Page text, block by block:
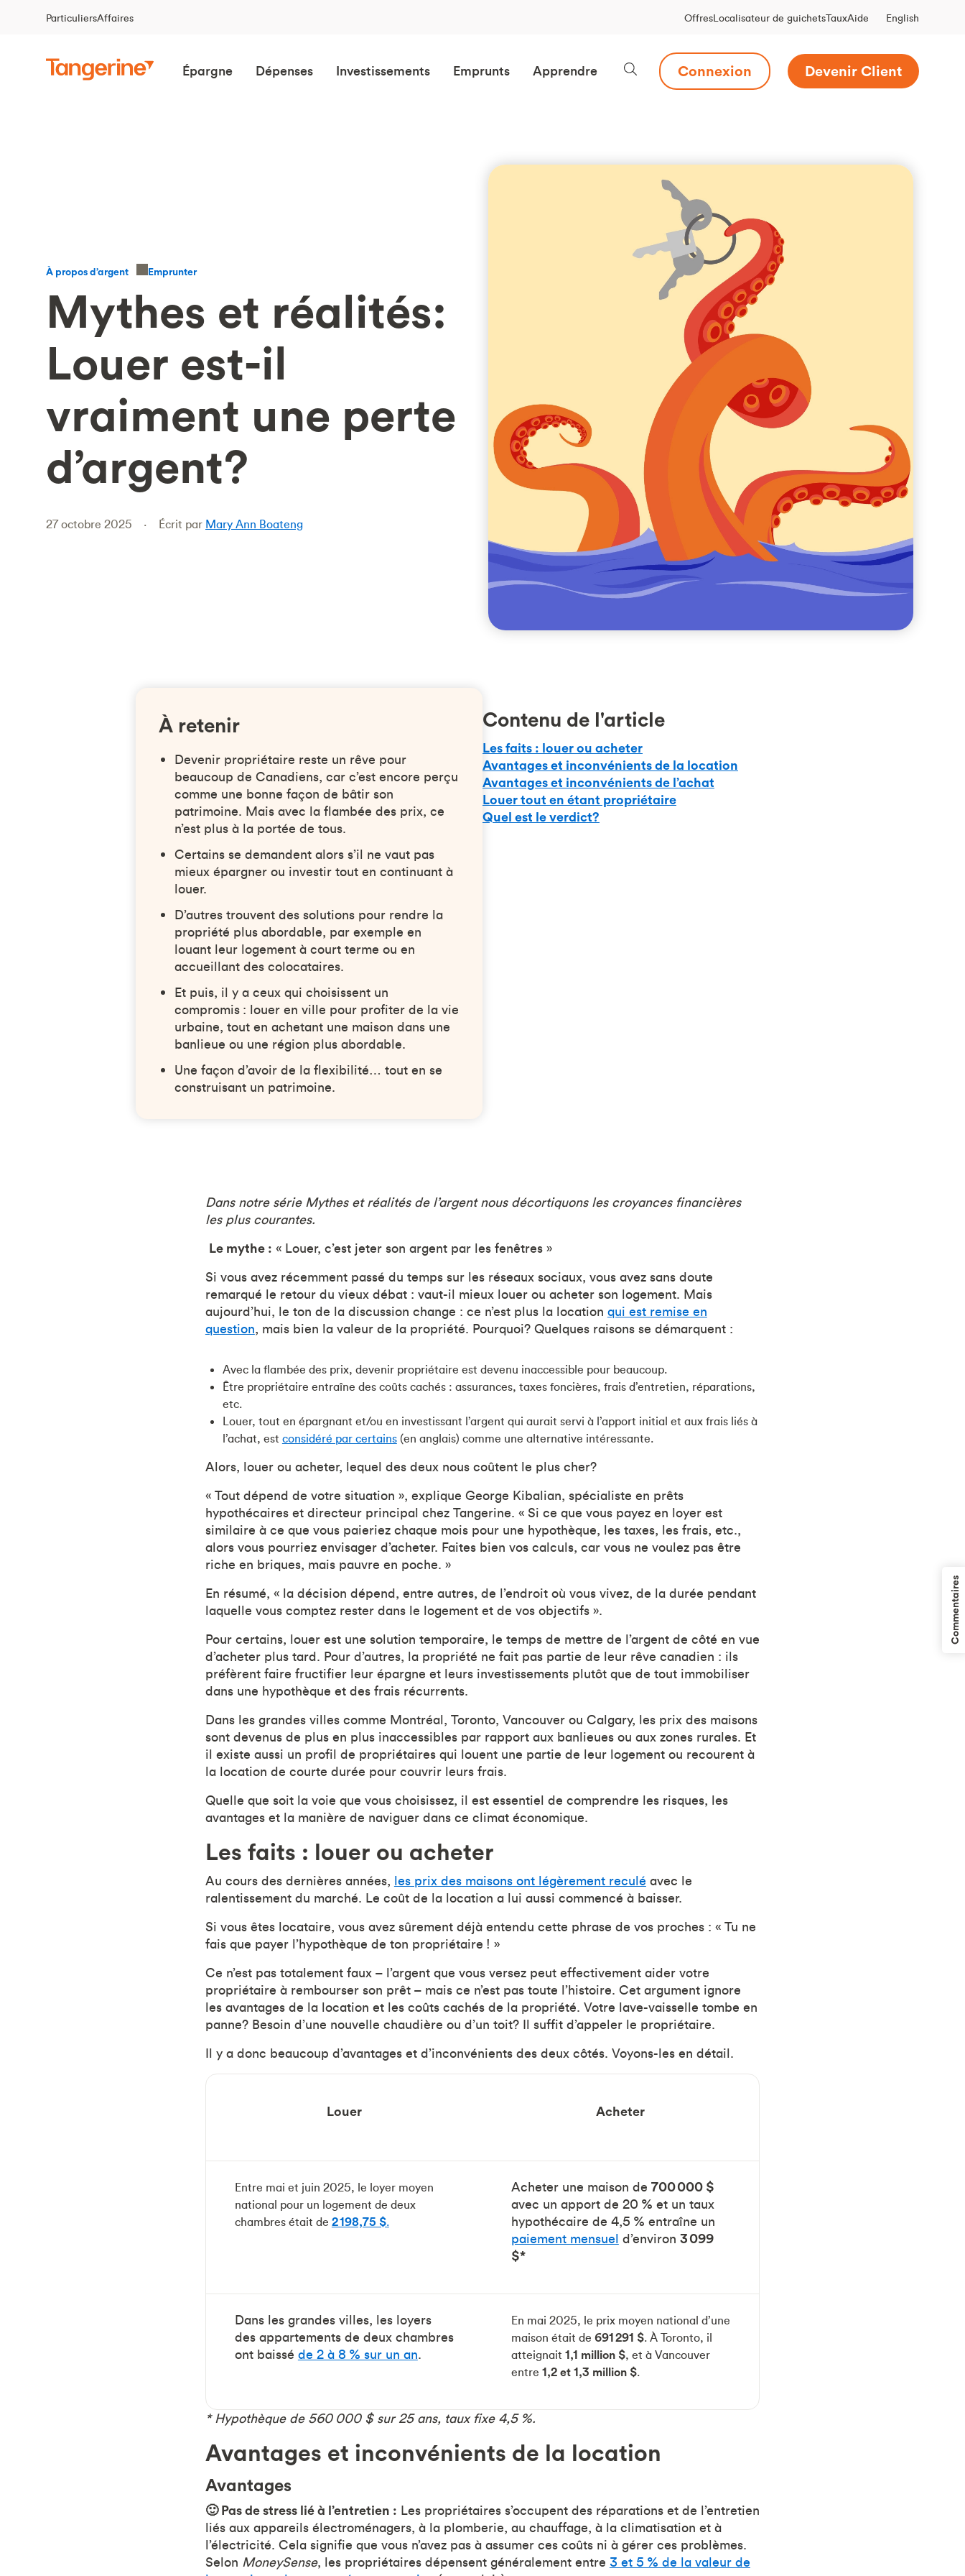
ParticuliersAffaires OffresLocalisateur de guichetsTauxAide English
Épargne Dépenses Investissements Emprunts Apprendre Connexion Devenir Client
À propos d’argent Emprunter
Mythes et réalités:
Louer est-il
vraiment une perte
d’argent?
27 octobre 2025 Écrit par Mary Ann Boateng
À retenir
Devenir propriétaire reste un rêve pour
beaucoup de Canadiens, car c’est encore perçu
comme une bonne façon de bâtir son
patrimoine. Mais avec la flambée des prix, ce
n’est plus à la portée de tous.
Certains se demandent alors s’il ne vaut pas
mieux épargner ou investir tout en continuant à
louer.
D’autres trouvent des solutions pour rendre la
propriété plus abordable, par exemple en
louant leur logement à court terme ou en
accueillant des colocataires.
Et puis, il y a ceux qui choisissent un
compromis : louer en ville pour profiter de la vie
urbaine, tout en achetant une maison dans une
banlieue ou une région plus abordable.
Une façon d’avoir de la flexibilité… tout en se
construisant un patrimoine.
Contenu de l'article
Les faits : louer ou acheter
Avantages et inconvénients de la location
Avantages et inconvénients de l’achat
Louer tout en étant propriétaire
Quel est le verdict?
Dans notre série Mythes et réalités de l’argent nous décortiquons les croyances financières
les plus courantes.
Le mythe : « Louer, c’est jeter son argent par les fenêtres »
Si vous avez récemment passé du temps sur les réseaux sociaux, vous avez sans doute
remarqué le retour du vieux débat : vaut-il mieux louer ou acheter son logement. Mais
aujourd’hui, le ton de la discussion change : ce n’est plus la location qui est remise en
question, mais bien la valeur de la propriété. Pourquoi? Quelques raisons se démarquent :
Avec la flambée des prix, devenir propriétaire est devenu inaccessible pour beaucoup.
Être propriétaire entraîne des coûts cachés : assurances, taxes foncières, frais d’entretien, réparations,
etc.
Louer, tout en épargnant et/ou en investissant l’argent qui aurait servi à l’apport initial et aux frais liés à
l’achat, est considéré par certains(en anglais) comme une alternative intéressante.
Alors, louer ou acheter, lequel des deux nous coûtent le plus cher?
« Tout dépend de votre situation », explique George Kibalian, spécialiste en prêts
hypothécaires et directeur principal chez Tangerine. « Si ce que vous payez en loyer est
similaire à ce que vous paieriez chaque mois pour une hypothèque, les taxes, les frais, etc.,
alors vous pourriez envisager d’acheter. Faites bien vos calculs, car vous ne voulez pas être
riche en briques, mais pauvre en poche. »
En résumé, « la décision dépend, entre autres, de l’endroit où vous vivez, de la durée pendant
laquelle vous comptez rester dans le logement et de vos objectifs ».
Pour certains, louer est une solution temporaire, le temps de mettre de l’argent de côté en vue
d’acheter plus tard. Pour d’autres, la propriété ne fait pas partie de leur rêve canadien : ils
préfèrent faire fructifier leur épargne et leurs investissements plutôt que de tout immobiliser
dans une hypothèque et des frais récurrents.
Dans les grandes villes comme Montréal, Toronto, Vancouver ou Calgary, les prix des maisons
sont devenus de plus en plus inaccessibles par rapport aux banlieues ou aux zones rurales. Et
il existe aussi un profil de propriétaires qui louent une partie de leur logement ou recourent à
la location de courte durée pour couvrir leurs frais.
Quelle que soit la voie que vous choisissez, il est essentiel de comprendre les risques, les
avantages et la manière de naviguer dans ce climat économique.
Les faits : louer ou acheter
Au cours des dernières années, les prix des maisons ont légèrement reculé avec le
ralentissement du marché. Le coût de la location a lui aussi commencé à baisser.
Si vous êtes locataire, vous avez sûrement déjà entendu cette phrase de vos proches : « Tu ne
fais que payer l’hypothèque de ton propriétaire ! »
Ce n’est pas totalement faux – l’argent que vous versez peut effectivement aider votre
propriétaire à rembourser son prêt – mais ce n’est pas toute l’histoire. Cet argument ignore
les avantages de la location et les coûts cachés de la propriété. Votre lave-vaisselle tombe en
panne? Besoin d’une nouvelle chaudière ou d’un toit? Il suffit d’appeler le propriétaire.
Il y a donc beaucoup d’avantages et d’inconvénients des deux côtés. Voyons-les en détail.
Louer Acheter
Entre mai et juin 2025, le loyer moyen
national pour un logement de deux
chambres était de 2 198,75 $.
Acheter une maison de 700 000 $
avec un apport de 20 % et un taux
hypothécaire de 4,5 % entraîne un
paiement mensuel d’environ 3 099
$*
Dans les grandes villes, les loyers
des appartements de deux chambres
ont baissé de 2 à 8 % sur un an.
En mai 2025, le prix moyen national d’une
maison était de 691 291 $. À Toronto, il
atteignait 1,1 million $, et à Vancouver
entre 1,2 et 1,3 million $.
* Hypothèque de 560 000 $ sur 25 ans, taux fixe 4,5 %.
Avantages et inconvénients de la location
Avantages
🙂 Pas de stress lié à l’entretien : Les propriétaires s’occupent des réparations et de l’entretien
liés aux appareils électroménagers, à la plomberie, au chauffage, à la climatisation et à
l’électricité. Cela signifie que vous n’avez pas à assumer ces coûts ni à gérer ces problèmes.
Selon MoneySense, les propriétaires dépensent généralement entre 3 et 5 % de la valeur de
Commentaires